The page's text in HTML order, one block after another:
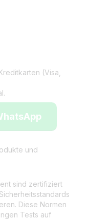
(Visa,
und
sind zertifiziert
Diese Normen
Tests auf